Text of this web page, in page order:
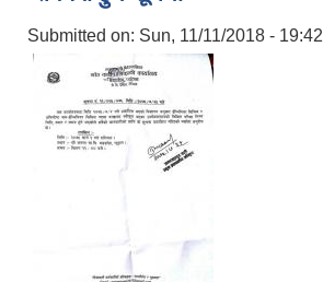
Submitted on: Sun, 11/11/2018 - 19:42